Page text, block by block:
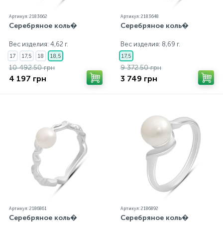
Артикул: 2183662
Серебряное коль�
Вес изделия: 4,62 г.
17 17,5 18 18,5
10 492.50 грн
4 197 грн
Артикул: 2183648
Серебряное коль�
Вес изделия: 8,69 г.
17,5
9 372.50 грн
3 749 грн
Артикул: 2186861
Серебряное коль�
Артикул: 2186892
Серебряное коль�